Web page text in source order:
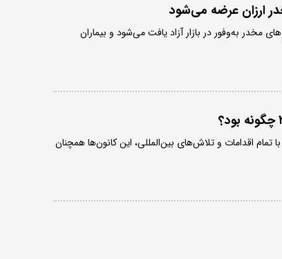
ارزان عرضه می‌شود
مخدر به‌وفور در بازار آزاد یافت می‌شود و بیماران
اقدامات و تلاش‌های بین‌المللی، این کانون‌ها همچنان